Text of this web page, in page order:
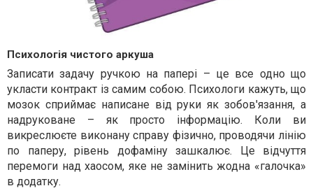
Психологія чистого аркуша
Записати задачу ручкою на папері – це все одно що
укласти контракт із самим собою. Психологи кажуть, що
мозок сприймає написане від руки як зобов'язання, а
надруковане – як просто інформацію. Коли ви
викреслюєте виконану справу фізично, проводячи лінію
по паперу, рівень дофаміну зашкалює. Це відчуття
перемоги над хаосом, яке не замінить жодна «галочка»
в додатку.